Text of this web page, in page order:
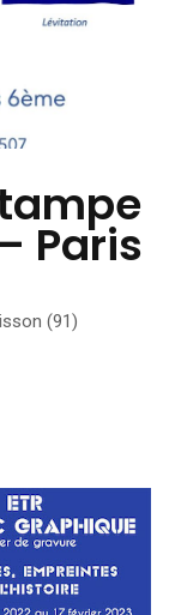
Paris
(91)